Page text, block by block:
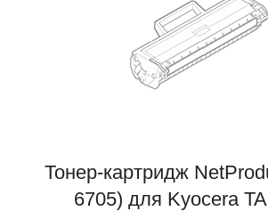
Тонер-картридж
6705) для Kyocera